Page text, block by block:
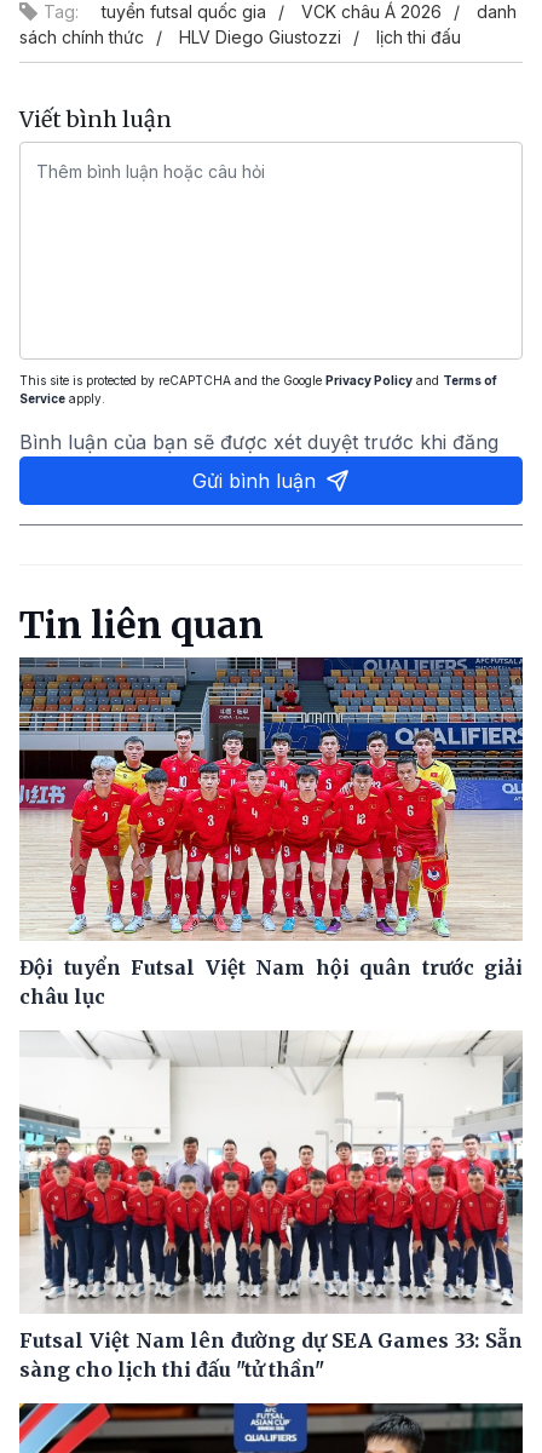
Tag: tuyển futsal quốc gia VCK châu Á 2026
danh
sách chính thức
HLV Diego Giustozzi lịch thi đấu
Viết bình luận
This site is protected by reCAPTCHA and the Google Privacy Policy and Terms of
Service apply.
Bình luận của bạn sẽ được xét duyệt trước khi đăng
Gửi bình luận
Tin liên quan
Đội tuyển Futsal Việt Nam hội quân trước giải
châu lục
Futsal Việt Nam lên đường dự SEA Games 33: Sẵn
sàng cho lịch thi đấu "tử thần"